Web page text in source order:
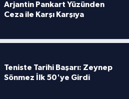
Arjantin Pankart Yüzünden
Ceza ile Karşı Karşıya
Teniste Tarihi Başarı: Zeynep
Sönmez İlk 50'ye Girdi